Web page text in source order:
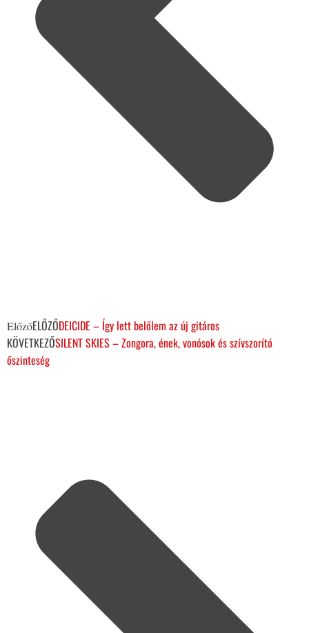
ElőzőELŐZŐDEICIDE – Így lett belőlem az új gitáros
KÖVETKEZŐSILENT SKIES – Zongora, ének, vonósok és szívszorító
őszinteség